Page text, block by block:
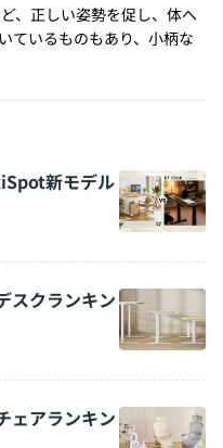
、正しい姿勢を促し、体へ
ているものもあり、小柄な
新モデル
スクランキン
ェアランキン